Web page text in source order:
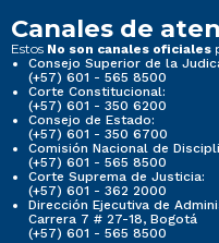
Canales de
Estos No son canales oficiales
Consejo Superior de la
(+57) 601 - 565 8500
Corte Constitucional:
(+57) 601 - 350 6200
Consejo de Estado:
(+57) 601 - 350 6700
Comisión Nacional de
(+57) 601 - 565 8500
Corte Suprema de Justicia:
(+57) 601 - 362 2000
Dirección Ejecutiva de
Carrera 7 # 27-18, Bogotá
(+57) 601 - 565 8500